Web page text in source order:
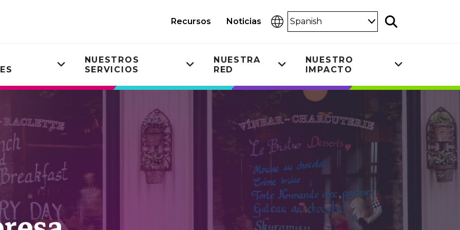
Recursos Noticias
Select
Language
Buscar
Toggle
NUESTROS
SERVICIOS
Toggle
NUESTRA
RED
Toggle
NUESTRO
IMPACTO